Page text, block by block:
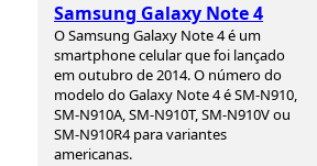
Samsung Galaxy Note 4
O Samsung Galaxy Note 4 é um
smartphone celular que foi lançado
em outubro de 2014. O número do
modelo do Galaxy Note 4 é SM-N910,
SM-N910A, SM-N910T, SM-N910V ou
SM-N910R4 para variantes
americanas.